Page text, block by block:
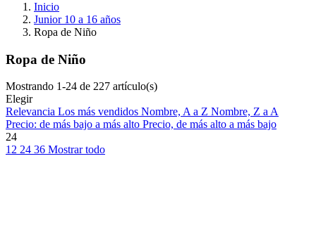
Inicio
Junior 10 a 16 años
Ropa de Niño
Ropa de Niño
Mostrando 1-24 de 227 artículo(s)
Elegir
Relevancia Los más vendidos Nombre, A a Z Nombre, Z a A
Precio: de más bajo a más alto Precio, de más alto a más bajo
24
12 24 36 Mostrar todo